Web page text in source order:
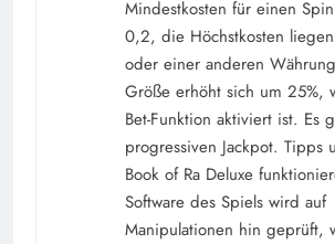
Mindestkosten für einen
0,2, die Höchstkosten
oder einer anderen
Größe erhöht sich um 25%,
Bet-Funktion aktiviert ist. Es
progressiven Jackpot. Tipps
Book of Ra Deluxe
Software des Spiels wird auf
Manipulationen hin geprüft,